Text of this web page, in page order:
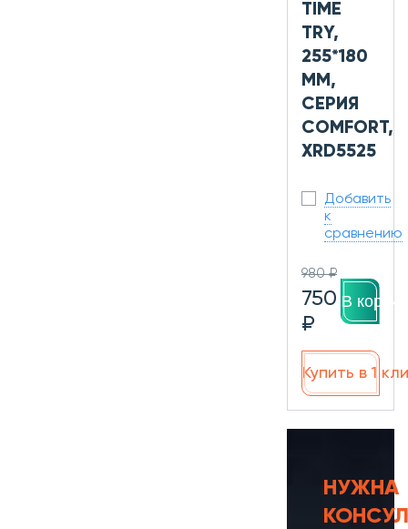
TIME
TRY,
255*180
ММ,
СЕРИЯ
COMFORT,
XRD5525
Добавить
к
сравнению
980 ₽
750
₽
В
Купить в 1
НУЖНА